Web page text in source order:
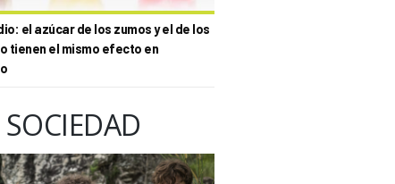
el azúcar de los zumos y el de los
tienen el mismo efecto en
SOCIEDAD